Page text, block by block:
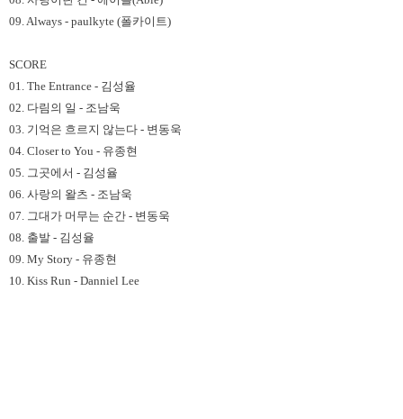
09. Always - paulkyte (폴카이트)
SCORE
01. The Entrance - 김성율
02. 다림의 일 - 조남욱
03. 기억은 흐르지 않는다 - 변동욱
04. Closer to You - 유종현
05. 그곳에서 - 김성율
06. 사랑의 왈츠 - 조남욱
07. 그대가 머무는 순간 - 변동욱
08. 출발 - 김성율
09. My Story - 유종현
10. Kiss Run - Danniel Lee